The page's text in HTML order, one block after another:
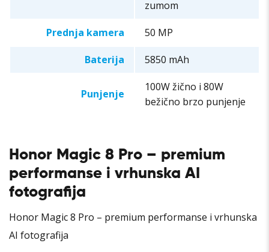
zumom
Prednja kamera 50 MP
Baterija 5850 mAh
Punjenje
100W žično i 80W
bežično brzo punjenje
Honor Magic 8 Pro – premium
performanse i vrhunska AI
fotografija
Honor Magic 8 Pro – premium performanse i vrhunska
AI fotografija